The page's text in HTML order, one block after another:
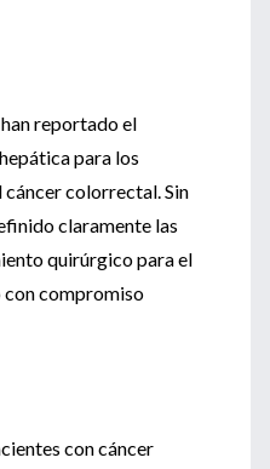
reportado el
para los
colorrectal. Sin
claramente las
quirúrgico para el
compromiso
con cáncer